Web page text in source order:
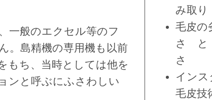
一般のエクセル等のフ
。島精機の専用機も以前
もち、当時としては他を
ンと呼ぶにふさわしい
み取り
毛皮の
さ と
さ
インス
毛皮技